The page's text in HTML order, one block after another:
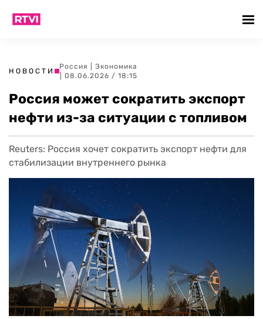
НОВОСТИ
Россия
Экономика
| 08.06.2026 / 18:15
Россия может сократить экспорт
нефти из-за ситуации с топливом
Reuters: Россия хочет сократить экспорт нефти для
стабилизации внутреннего рынка